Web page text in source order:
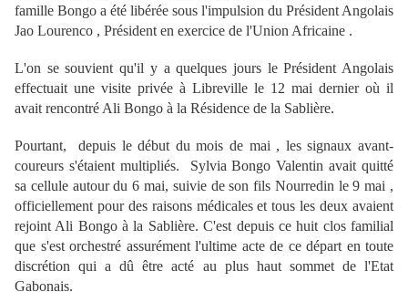
famille Bongo a été libérée sous l'impulsion du Président Angolais
Jao Lourenco , Président en exercice de l'Union Africaine .
L'on se souvient qu'il y a quelques jours le Président Angolais
effectuait une visite privée à Libreville le 12 mai dernier où il
avait rencontré Ali Bongo à la Résidence de la Sablière.
Pourtant, depuis le début du mois de mai , les signaux avant-
coureurs s'étaient multipliés. Sylvia Bongo Valentin avait quitté
sa cellule autour du 6 mai, suivie de son fils Nourredin le 9 mai ,
officiellement pour des raisons médicales et tous les deux avaient
rejoint Ali Bongo à la Sablière. C'est depuis ce huit clos familial
que s'est orchestré assurément l'ultime acte de ce départ en toute
discrétion qui a dû être acté au plus haut sommet de l'Etat
Gabonais.